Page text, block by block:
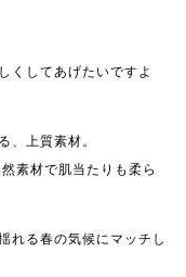
くしてあげたいですよ
、上質素材。
素材で肌当たりも柔ら
れる春の気候にマッチし